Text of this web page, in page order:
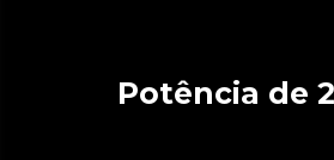
Potência de